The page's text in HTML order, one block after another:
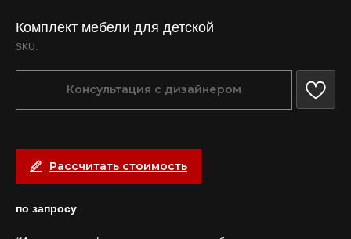
Комплект мебели для детской
SKU:
Консультация с дизайнером
Рассчитать стоимость
по запросу